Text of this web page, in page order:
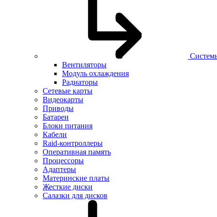
Вентиляторы
Модуль охлаждения
Радиаторы
Сетевые карты
Видеокарты
Приводы
Батареи
Блоки питания
Кабели
Raid-контроллеры
Оперативная память
Процессоры
Адаптеры
Материнские платы
Жесткие диски
Салазки для дисков